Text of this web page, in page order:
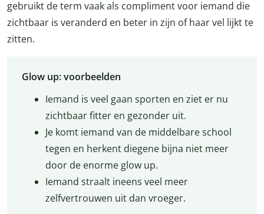
gebruikt de term vaak als compliment voor iemand die
zichtbaar is veranderd en beter in zijn of haar vel lijkt te
zitten.
Glow up: voorbeelden
Iemand is veel gaan sporten en ziet er nu
zichtbaar fitter en gezonder uit.
Je komt iemand van de middelbare school
tegen en herkent diegene bijna niet meer
door de enorme glow up.
Iemand straalt ineens veel meer
zelfvertrouwen uit dan vroeger.